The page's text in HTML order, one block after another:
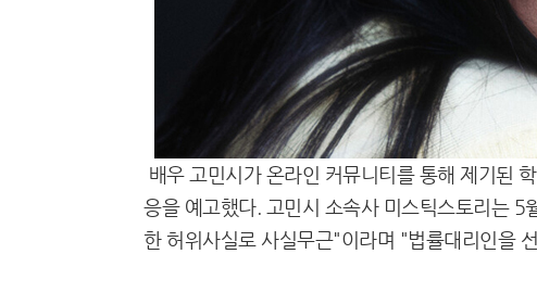
배우 고민시가 온라인 커뮤니티를 통해 제기된
응을 예고했다. 고민시 소속사 미스틱스토리는
한 허위사실로 사실무근"이라며 "법률대리인을